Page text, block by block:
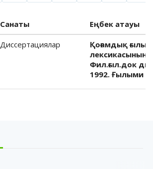
Санаты Еңбек атауы
Диссертациялар
Қоғамдық
лексикасының
Фил.ғыл.док
1992. Ғылыми